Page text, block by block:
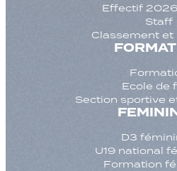
Effectif
Staff
Classement
Ecole de
Section sportive
D3
U19 national
Formation